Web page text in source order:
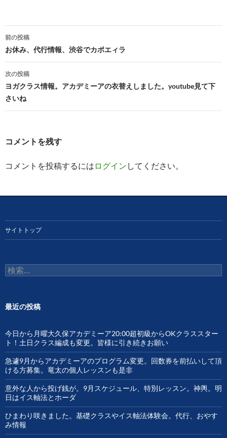
投
稿
ナ
ビ
ゲ
シ
前の投稿
お休み、代行情報、渋谷でカポエィラ
次の投稿
ヨガクラス情報。アカデミーアの衣替えしました。youtube見て下
さいね
コメントを残す
コメントを投稿するには ログイン してください。
サイトトップ
検
索:
最近の投稿
今日から月曜大久保アカデミーア20:00超初級からOKクラススター
ト！土日クラス編成も変更。皆様に引き続きお願い
急遽9月からアカデミーアのプログラム変更。回数券を前払いして頂
ける方募集。竜太の個人レッスンも是非
意外な人から投げ銭が。9月スケジュール、特別レッスン。神輿。明
日はイス軸法とホーダ
ひまわり咲きました。基礎クラスやイス軸法体験会。代行、おやす
み情報